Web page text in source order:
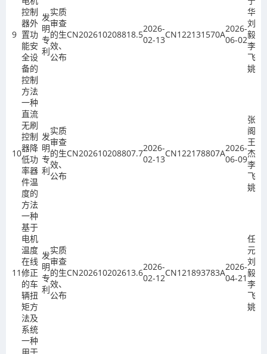
9
控制
器外
置功
能安
全设
备的
控制
方法
发
明
专
利
实质
审查
的生
效、
公布
CN202610208818.5
2026-
02-13CN122131570A
2026-
06-02
华、
刘
毅、
李
飞、
姚欣
10
一种
直流
无刷
控制
器降
低功
率器
件温
度的
方法
发
明
专
利
实质
审查
的生
效、
公布
CN202610208807.72026-
02-13
CN122178807A2026-
06-09
张宗
阁、
王伟
杰、
李
飞、
姚欣
11
一种
基于
电机
温度
在线
修正
的车
辆扭
矩方
法及
系统
发
明
专
利
实质
审查
的生
效、
公布
CN202610202613.6
2026-
02-12CN121893783A
2026-
04-21
任攀
元、
刘
毅、
李
飞、
姚欣
一种